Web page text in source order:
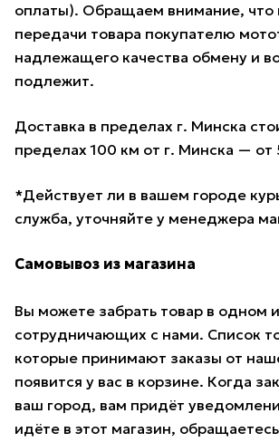
оплаты). Обращаем внимание, что
передачи товара покупателю
надлежащего качества обмену и
подлежит.
Доставка в пределах г. Минска
пределах 100 км от г. Минска — от
*Действует ли в вашем городе
служба, уточняйте у менеджера
Самовывоз из магазина
Вы можете забрать товар в одном
сотрудничающих с нами. Список
которые принимают заказы от
появится у вас в корзине. Когда
ваш город, вам придёт
идёте в этот магазин,